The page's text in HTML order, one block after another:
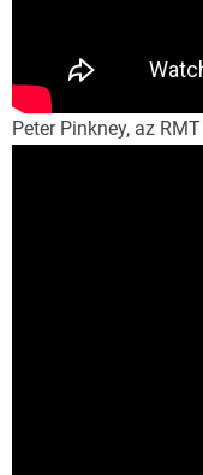
Peter Pinkney, az